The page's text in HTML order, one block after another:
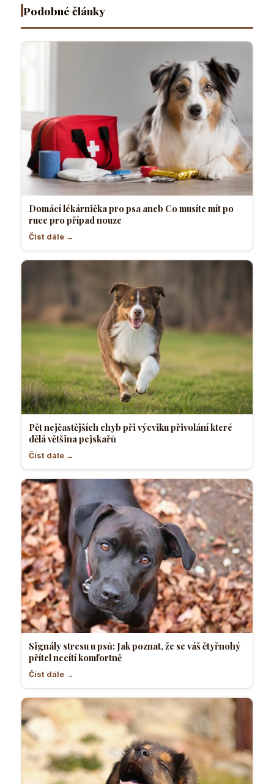
nouze
Podobné články
Domácí lékárnička pro psa aneb Co musíte mít po
ruce pro případ nouze
Číst dále →
Pět nejčastějších chyb při výcviku přivolání které
dělá většina pejskařů
Číst dále →
Signály stresu u psů: Jak poznat, že se váš čtyřnohý
přítel necítí komfortně
Číst dále →